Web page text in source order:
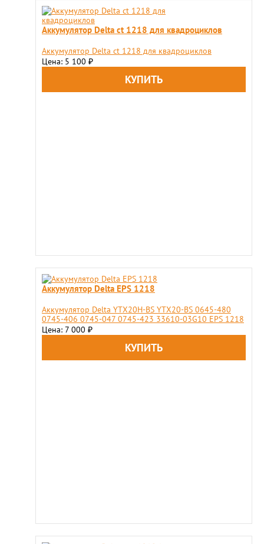
Аккумулятор Delta ct 1218 для квадроциклов
Аккумулятор Delta ct 1218 для квадроциклов
Цена: 5 100 ₽
Аккумулятор Delta EPS 1218
Аккумулятор Delta YTX20H-BS YTX20-BS 0645-480
0745-406 0745-047 0745-423 33610-03G10 EPS 1218
Цена: 7 000 ₽